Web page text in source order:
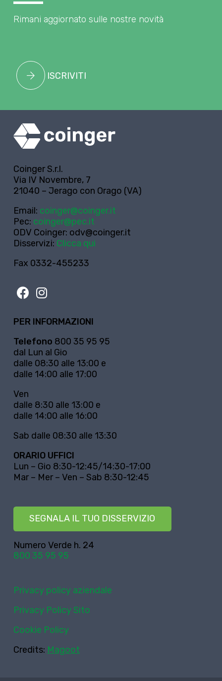
Rimani aggiornato sulle nostre novità
ISCRIVITI
Coinger S.r.l.
Via IV Novembre, 7
21040 – Jerago con Orago (VA)
Email: coinger@coinger.it
Pec: coinger@pec.it
ODV Coinger: odv@coinger.it
Disservizi: Clicca qui
Fax 0332-455233
PER INFORMAZIONI
Telefono 800 35 95 95
dal Lun al Gio
dalle 08:30 alle 13:00 e
dalle 14:00 alle 17:00
Ven
dalle 8:30 alle 13:00 e
dalle 14:00 alle 16:00
Sab dalle 08:30 alle 13:30
ORARIO UFFICI
Lun – Gio 8:30-12:45/14:30-17:00
Mar – Mer – Ven – Sab 8:30-12:45
SEGNALA IL TUO DISSERVIZIO
Numero Verde h. 24
800 35 95 95
Privacy policy aziendale
Privacy Policy Sito
Cookie Policy
Credits: Magoot